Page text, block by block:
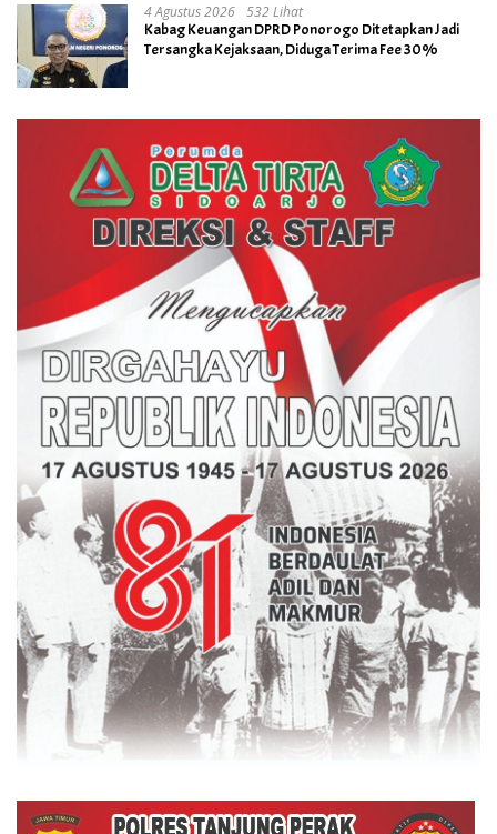
4 Agustus 2026 532 Lihat
Kabag Keuangan DPRD Ponorogo Ditetapkan Jadi
Tersangka Kejaksaan, Diduga Terima Fee 30%